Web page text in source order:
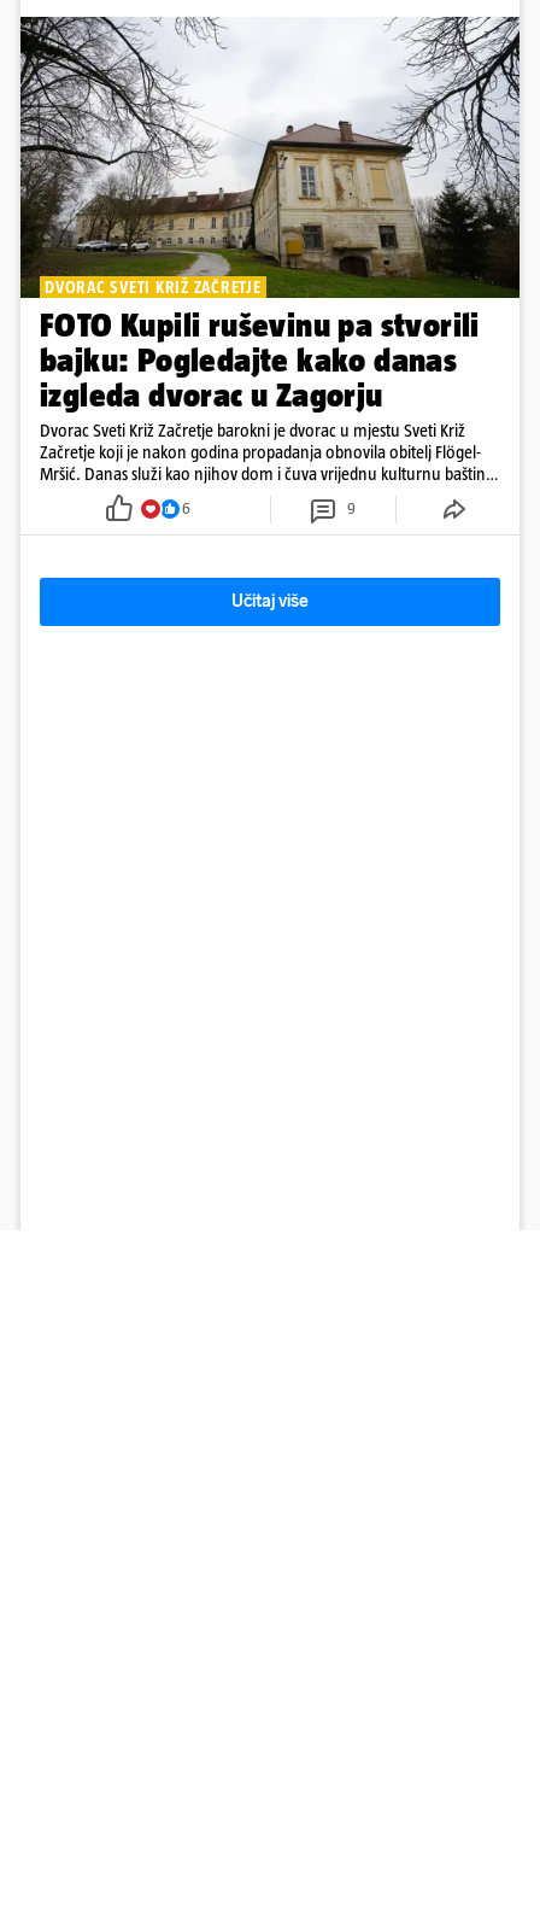
DVORAC SVETI KRIŽ ZAČRETJE
FOTO Kupili ruševinu pa stvorili
bajku: Pogledajte kako danas
izgleda dvorac u Zagorju
Dvorac Sveti Križ Začretje barokni je dvorac u mjestu Sveti Križ
Začretje koji je nakon godina propadanja obnovila obitelj Flögel-
Mršić. Danas služi kao njihov dom i čuva vrijednu kulturnu baštinu
davno zaboravljenog vremena
6 9
Učitaj više